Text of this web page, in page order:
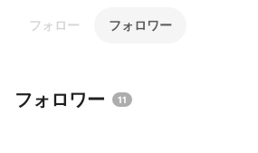
フォロー フォロワー
フォロワー 11